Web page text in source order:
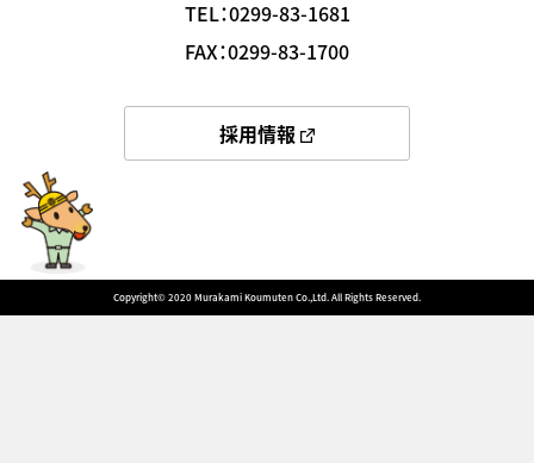
TEL：0299-83-1681
FAX：0299-83-1700
採用情報
Copyright©️ 2020 Murakami Koumuten Co.,Ltd. All Rights Reserved.